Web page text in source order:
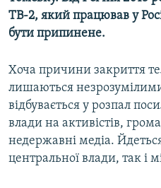
ТВ-2, який працював у
бути припинене.
Хоча причини закриття
лишаються
відбувається у розпал
влади на активістів,
недержавні медіа.
центральної влади, так і